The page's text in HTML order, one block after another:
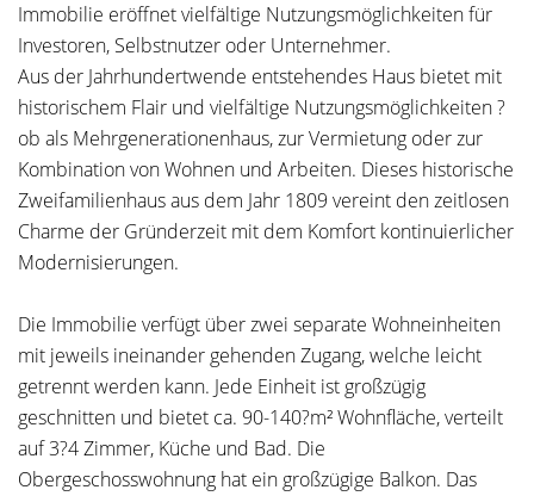
Immobilie eröffnet vielfältige Nutzungsmöglichkeiten für
Investoren, Selbstnutzer oder Unternehmer.
Aus der Jahrhundertwende entstehendes Haus bietet mit
historischem Flair und vielfältige Nutzungsmöglichkeiten ?
ob als Mehrgenerationenhaus, zur Vermietung oder zur
Kombination von Wohnen und Arbeiten. Dieses historische
Zweifamilienhaus aus dem Jahr 1809 vereint den zeitlosen
Charme der Gründerzeit mit dem Komfort kontinuierlicher
Modernisierungen.
Die Immobilie verfügt über zwei separate Wohneinheiten
mit jeweils ineinander gehenden Zugang, welche leicht
getrennt werden kann. Jede Einheit ist großzügig
geschnitten und bietet ca. 90-140?m² Wohnfläche, verteilt
auf 3?4 Zimmer, Küche und Bad. Die
Obergeschosswohnung hat ein großzügige Balkon. Das